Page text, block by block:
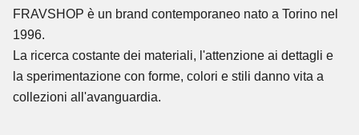
FRAVSHOP è un brand contemporaneo nato a Torino nel
1996.
La ricerca costante dei materiali, l'attenzione ai dettagli e
la sperimentazione con forme, colori e stili danno vita a
collezioni all'avanguardia.